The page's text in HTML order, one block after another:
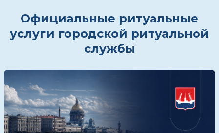
Официальные ритуальные
услуги городской ритуальной
службы